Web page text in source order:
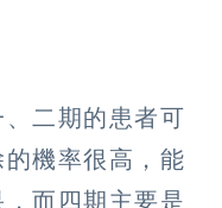
二期的患者可
機率很高，能
而四期主要是